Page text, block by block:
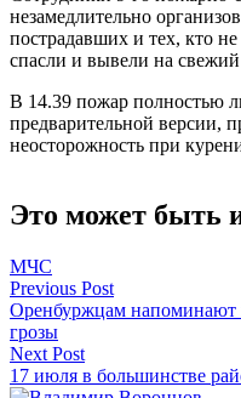
незамедлительно
пострадавших и тех, кто
спасли и вывели на свежий
В 14.39 пожар полностью
предварительной версии,
неосторожность при
Это может быть
МЧС
Навигация
по
записям
Previous Post
Оренбуржцам напоминают
грозы
Next Post
17 июля в большинстве